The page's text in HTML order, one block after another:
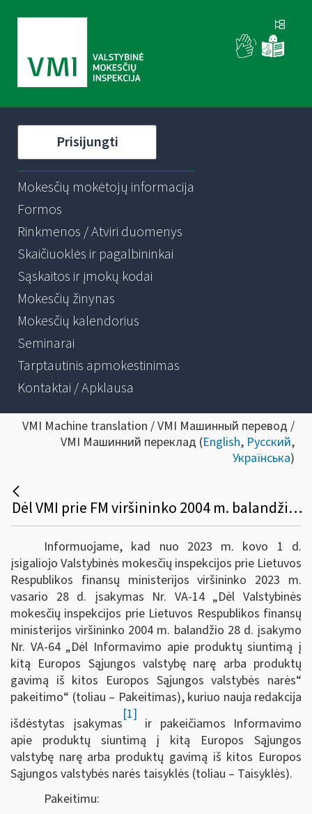
Prisijungti
Mokesčių mokėtojų informacija
Formos
Rinkmenos / Atviri duomenys
Skaičiuoklės ir pagalbininkai
Sąskaitos ir įmokų kodai
Mokesčių žinynas
Mokesčių kalendorius
Seminarai
Tarptautinis apmokestinimas
Kontaktai / Apklausa
VMI Machine translation / VMI Машинный перевод /
VMI Машинний переклад (English, Русский,
Українська)
Dėl VMI prie FM viršininko 2004 m. balandžio 28 d. įsakymo VA-64 pakeitimo
Informuojame, kad nuo 2023 m. kovo 1 d.
įsigaliojo Valstybinės mokesčių inspekcijos prie Lietuvos
Respublikos finansų ministerijos viršininko 2023 m.
vasario 28 d. įsakymas Nr. VA-14 „Dėl Valstybinės
mokesčių inspekcijos prie Lietuvos Respublikos finansų
ministerijos viršininko 2004 m. balandžio 28 d. įsakymo
Nr. VA-64 „Dėl Informavimo apie produktų siuntimą į
kitą Europos Sąjungos valstybę narę arba produktų
gavimą iš kitos Europos Sąjungos valstybės narės“
pakeitimo“ (toliau – Pakeitimas), kuriuo nauja redakcija
išdėstytas įsakymas
[1]
ir pakeičiamos Informavimo
apie produktų siuntimą į kitą Europos Sąjungos
valstybę narę arba produktų gavimą iš kitos Europos
Sąjungos valstybės narės taisyklės (toliau – Taisyklės).
Pakeitimu: